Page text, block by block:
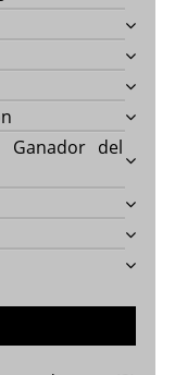
Ganador del